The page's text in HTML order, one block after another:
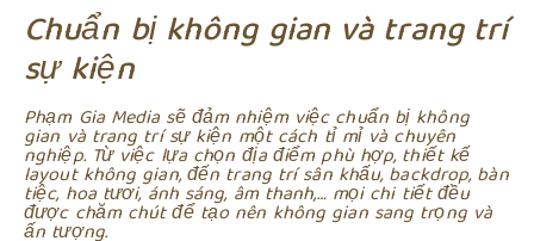
Chuẩn bị không gian và trang trí
sự kiện
Phạm Gia Media sẽ đảm nhiệm việc chuẩn bị không
gian và trang trí sự kiện một cách tỉ mỉ và chuyên
nghiệp. Từ việc lựa chọn địa điểm phù hợp, thiết kế
layout không gian, đến trang trí sân khấu, backdrop, bàn
tiệc, hoa tươi, ánh sáng, âm thanh,… mọi chi tiết đều
được chăm chút để tạo nên không gian sang trọng và
ấn tượng.